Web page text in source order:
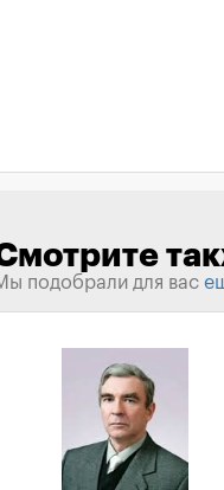
подобрали для вас